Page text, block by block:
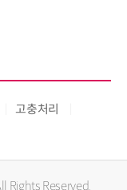
고충처리
Rights Reserved.